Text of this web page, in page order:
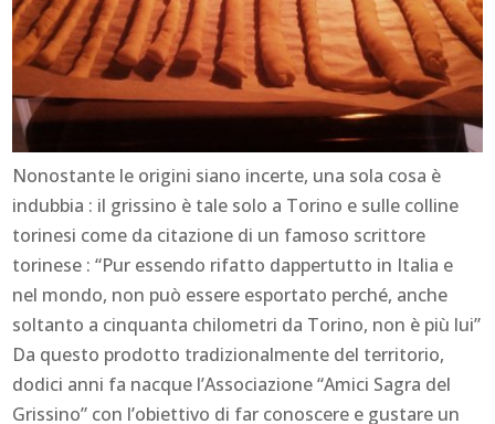
Nonostante le origini siano incerte, una sola cosa è
indubbia : il grissino è tale solo a Torino e sulle colline
torinesi come da citazione di un famoso scrittore
torinese : “Pur essendo rifatto dappertutto in Italia e
nel mondo, non può essere esportato perché, anche
soltanto a cinquanta chilometri da Torino, non è più lui”
Da questo prodotto tradizionalmente del territorio,
dodici anni fa nacque l’Associazione “Amici Sagra del
Grissino” con l’obiettivo di far conoscere e gustare un